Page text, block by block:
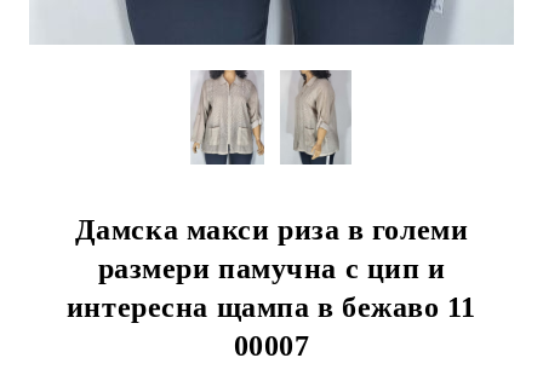
Дамска макси риза в големи
размери памучна с цип и
интересна щампа в бежаво 11
00007